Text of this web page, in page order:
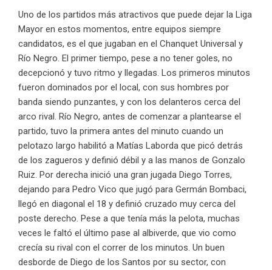
Uno de los partidos más atractivos que puede dejar la Liga
Mayor en estos momentos, entre equipos siempre
candidatos, es el que jugaban en el Chanquet Universal y
Río Negro. El primer tiempo, pese a no tener goles, no
decepcionó y tuvo ritmo y llegadas. Los primeros minutos
fueron dominados por el local, con sus hombres por
banda siendo punzantes, y con los delanteros cerca del
arco rival. Río Negro, antes de comenzar a plantearse el
partido, tuvo la primera antes del minuto cuando un
pelotazo largo habilitó a Matías Laborda que picó detrás
de los zagueros y definió débil y a las manos de Gonzalo
Ruiz. Por derecha inició una gran jugada Diego Torres,
dejando para Pedro Vico que jugó para Germán Bombaci,
llegó en diagonal el 18 y definió cruzado muy cerca del
poste derecho. Pese a que tenía más la pelota, muchas
veces le faltó el último pase al albiverde, que vio como
crecía su rival con el correr de los minutos. Un buen
desborde de Diego de los Santos por su sector, con